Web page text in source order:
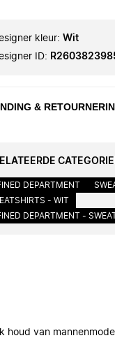
kleur: Wit
ID:
&
DEPARTMENT
- WIT
DEPARTMENT -
Ik houd van mannenmode